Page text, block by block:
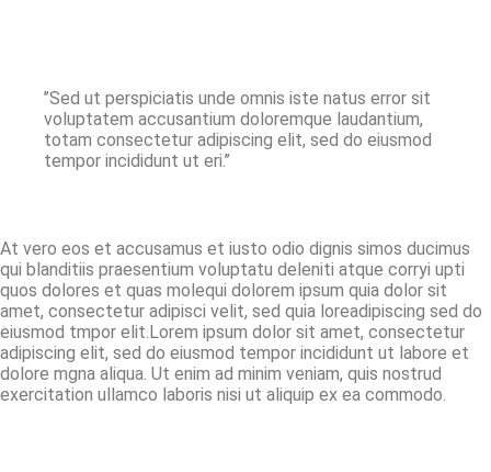
’’Sed ut perspiciatis unde omnis iste natus error sit
voluptatem accusantium doloremque laudantium,
totam consectetur adipiscing elit, sed do eiusmod
tempor incididunt ut eri.’’
At vero eos et accusamus et iusto odio dignis simos ducimus
qui blanditiis praesentium voluptatu deleniti atque corryi upti
quos dolores et quas molequi dolorem ipsum quia dolor sit
amet, consectetur adipisci velit, sed quia loreadipiscing sed do
eiusmod tmpor elit.Lorem ipsum dolor sit amet, consectetur
adipiscing elit, sed do eiusmod tempor incididunt ut labore et
dolore mgna aliqua. Ut enim ad minim veniam, quis nostrud
exercitation ullamco laboris nisi ut aliquip ex ea commodo.